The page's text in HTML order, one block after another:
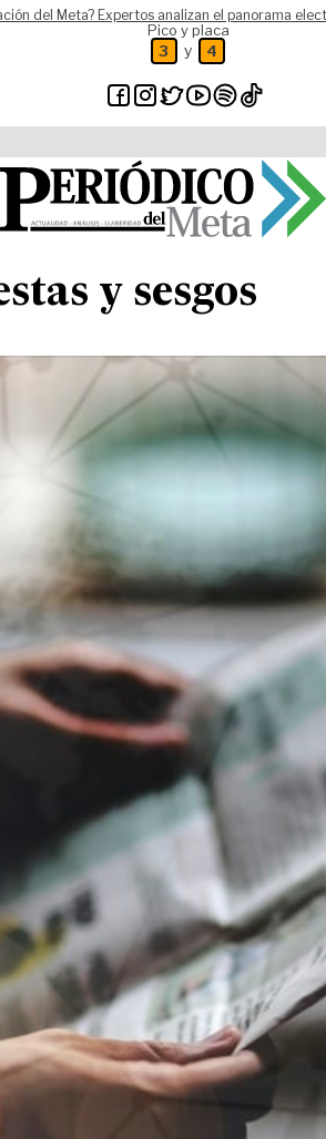
del Meta? Expertos analizan el panorama
Pico y placa
3 y 4
y sesgos